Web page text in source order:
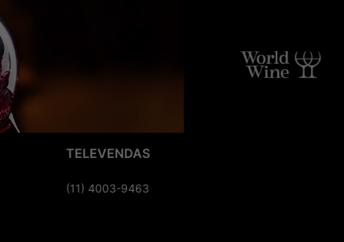
TELEVENDAS
(11) 4003-9463